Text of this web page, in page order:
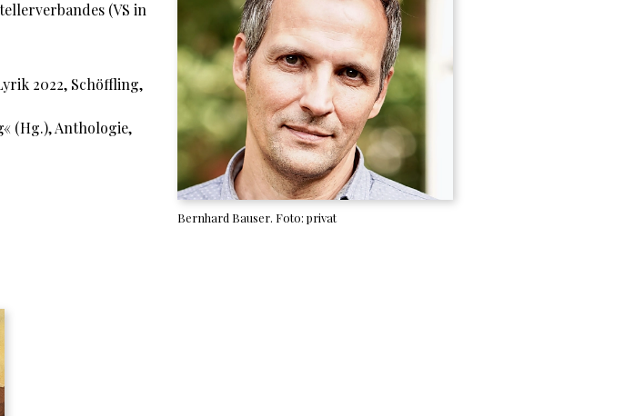
(VS in
2022, Schöffling,
(Hg.), Anthologie,
Bernhard Bauser. Foto: privat